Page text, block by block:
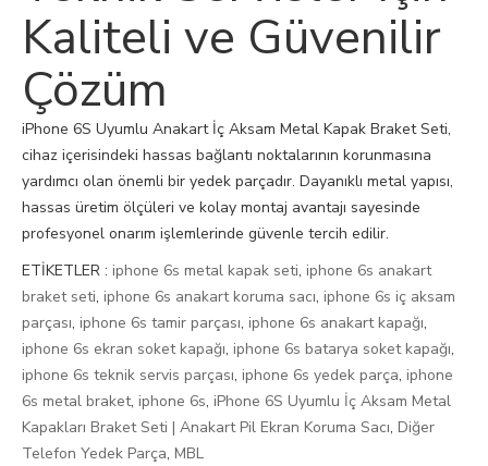
Kaliteli ve Güvenilir
Çözüm
iPhone 6S Uyumlu Anakart İç Aksam Metal Kapak Braket Seti,
cihaz içerisindeki hassas bağlantı noktalarının korunmasına
yardımcı olan önemli bir yedek parçadır. Dayanıklı metal yapısı,
hassas üretim ölçüleri ve kolay montaj avantajı sayesinde
profesyonel onarım işlemlerinde güvenle tercih edilir.
ETİKETLER : iphone 6s metal kapak seti, iphone 6s anakart
braket seti, iphone 6s anakart koruma sacı, iphone 6s iç aksam
parçası, iphone 6s tamir parçası, iphone 6s anakart kapağı,
iphone 6s ekran soket kapağı, iphone 6s batarya soket kapağı,
iphone 6s teknik servis parçası, iphone 6s yedek parça, iphone
6s metal braket, iphone 6s, iPhone 6S Uyumlu İç Aksam Metal
Kapakları Braket Seti | Anakart Pil Ekran Koruma Sacı, Diğer
Telefon Yedek Parça, MBL